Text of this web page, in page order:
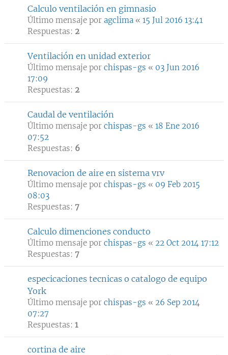
Calculo ventilación en gimnasio
Último mensaje por agclima « 15 Jul 2016 13:41
Respuestas: 2
Ventilación en unidad exterior
Último mensaje por chispas-gs « 03 Jun 2016
17:09
Respuestas: 2
Caudal de ventilación
Último mensaje por chispas-gs « 18 Ene 2016
07:52
Respuestas: 6
Renovacion de aire en sistema vrv
Último mensaje por chispas-gs « 09 Feb 2015
08:03
Respuestas: 7
Calculo dimenciones conducto
Último mensaje por chispas-gs « 22 Oct 2014 17:12
Respuestas: 7
especicaciones tecnicas o catalogo de equipo
York
Último mensaje por chispas-gs « 26 Sep 2014
07:27
Respuestas: 1
cortina de aire